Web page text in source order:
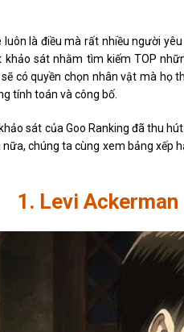
là điều mà rất nhiều người
khảo sát nhằm tìm kiếm TOP
có quyền chọn nhân vật mà họ
tính toán và công bố.
sát của Goo Ranking đã thu
chúng ta cùng xem bảng
1. Levi